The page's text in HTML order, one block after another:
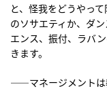
と、怪我をどうやっ
のソサエティか、ダ
エンス、振付、ラバ
きます。
――マネージメントは